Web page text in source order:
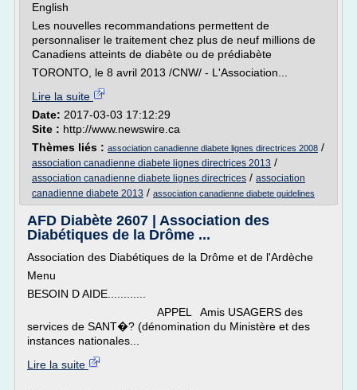
English
Les nouvelles recommandations permettent de
personnaliser le traitement chez plus de neuf millions de
Canadiens atteints de diabète ou de prédiabète
TORONTO, le 8 avril 2013 /CNW/ - L'Association...
Lire la suite
Date: 2017-03-03 17:12:29
Site : http://www.newswire.ca
Thèmes liés : association canadienne diabete lignes directrices 2008 /
association canadienne diabete lignes directrices 2013 /
association canadienne diabete lignes directrices / association
canadienne diabete 2013 / association canadienne diabete guidelines
AFD Diabète 2607 | Association des
Diabétiques de la Drôme ...
Association des Diabétiques de la Drôme et de l'Ardèche
Menu
BESOIN D AIDE............
APPEL Amis USAGERS des
services de SANT�? (dénomination du Ministère et des
instances nationales...
Lire la suite